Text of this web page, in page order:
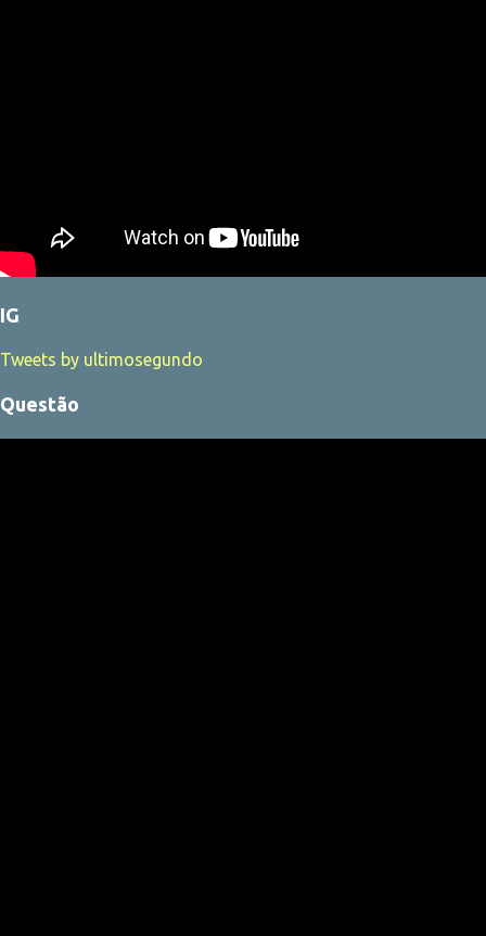
IG
Tweets by ultimosegundo
Questão